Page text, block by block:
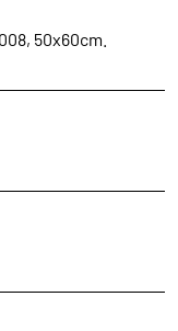
50x60cm.